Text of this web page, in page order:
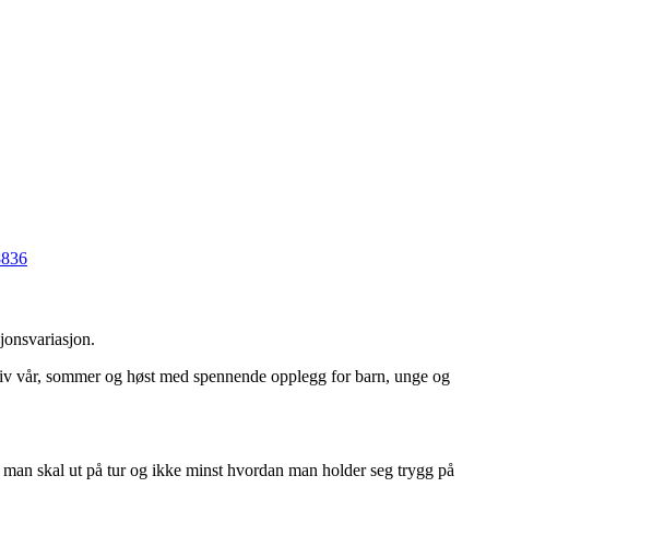
sommer og høst med spennende opplegg for barn, unge og
skal ut på tur og ikke minst hvordan man holder seg trygg på